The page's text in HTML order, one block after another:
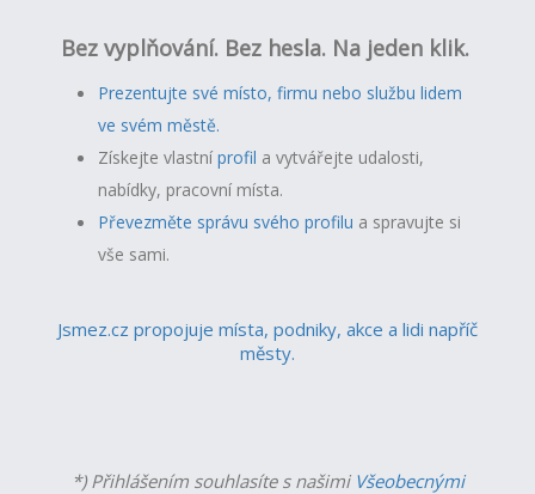
Bez vyplňování. Bez hesla. Na jeden klik.
Prezentujte své místo, firmu nebo službu lidem
ve svém městě.
Získejte vlastníprofil a vytvářejte udalosti,
nabídky, pracovní místa.
Převezměte správu svého profilu a spravujte si
vše sami.
Jsmez.cz propojuje místa, podniky, akce a lidi napříč
městy.
*) Přihlášením souhlasíte s našimi Všeobecnými